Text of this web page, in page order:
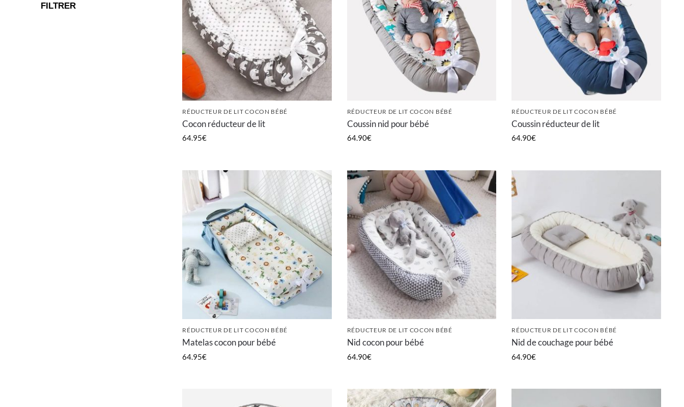
RÉDUCTEUR DE LIT COCON BÉBÉ
Cocon réducteur de lit
64.95€
RÉDUCTEUR DE LIT COCON BÉBÉ
Coussin nid pour bébé
64.90€
RÉDUCTEUR DE LIT COCON BÉBÉ
Coussin réducteur de lit
64.90€
RÉDUCTEUR DE LIT COCON BÉBÉ
Matelas cocon pour bébé
64.95€
RÉDUCTEUR DE LIT COCON BÉBÉ
Nid cocon pour bébé
64.90€
RÉDUCTEUR DE LIT COCON BÉBÉ
Nid de couchage pour bébé
64.90€
FILTRER